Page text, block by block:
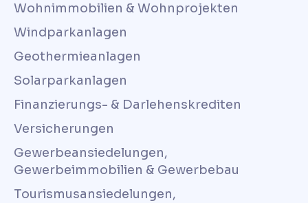
Wohnimmobilien & Wohnprojekten
Windparkanlagen
Geothermieanlagen
Solarparkanlagen
Finanzierungs- & Darlehenskrediten
Versicherungen
Gewerbeansiedelungen,
Gewerbeimmobilien & Gewerbebau
Tourismusansiedelungen,